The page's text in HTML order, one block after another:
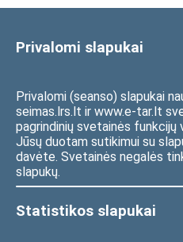
Privalomi slapukai
Privalomi (seanso) slapukai
seimas.lrs.lt ir www.e-tar.lt
pagrindinių svetainės funkcijų
Jūsų duotam sutikimui su
davėte. Svetainės negalės
slapukų.
Statistikos slapukai
Seimo